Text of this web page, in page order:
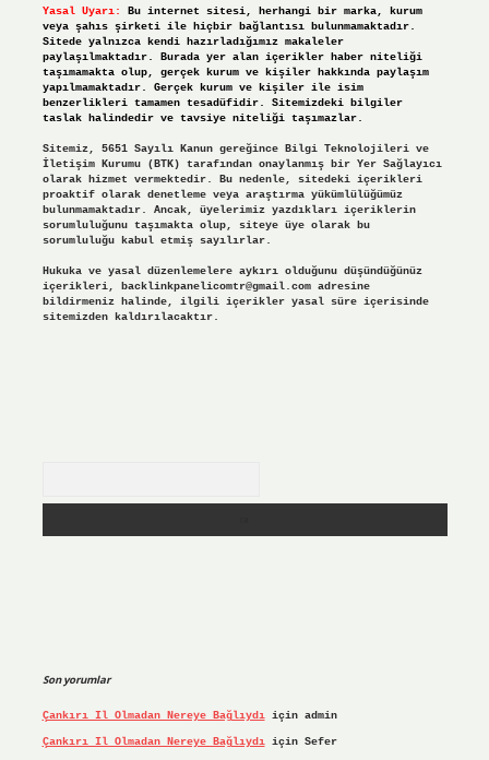
Yasal Uyarı:
Bu internet sitesi, herhangi bir marka, kurum
veya şahıs şirketi ile hiçbir bağlantısı bulunmamaktadır.
Sitede yalnızca kendi hazırladığımız makaleler
paylaşılmaktadır. Burada yer alan içerikler haber niteliği
taşımamakta olup, gerçek kurum ve kişiler hakkında paylaşım
yapılmamaktadır. Gerçek kurum ve kişiler ile isim
benzerlikleri tamamen tesadüfidir. Sitemizdeki bilgiler
taslak halindedir ve tavsiye niteliği taşımazlar.
Sitemiz, 5651 Sayılı Kanun gereğince Bilgi Teknolojileri ve
İletişim Kurumu (BTK) tarafından onaylanmış bir Yer Sağlayıcı
olarak hizmet vermektedir. Bu nedenle, sitedeki içerikleri
proaktif olarak denetleme veya araştırma yükümlülüğümüz
bulunmamaktadır. Ancak, üyelerimiz yazdıkları içeriklerin
sorumluluğunu taşımakta olup, siteye üye olarak bu
sorumluluğu kabul etmiş sayılırlar.
Hukuka ve yasal düzenlemelere aykırı olduğunu düşündüğünüz
içerikleri, backlinkpanelicomtr@gmail.comadresine
bildirmeniz halinde, ilgili içerikler yasal süre içerisinde
sitemizden kaldırılacaktır.
Son yorumlar
Çankırı Il Olmadan Nereye Bağlıydıiçin admin
Çankırı Il Olmadan Nereye Bağlıydıiçin Sefer